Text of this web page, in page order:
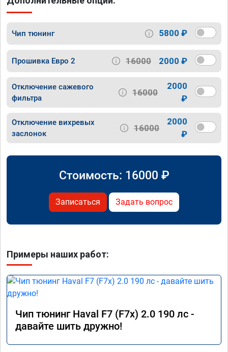
Чип тюнинг 5800 ₽
Прошивка Евро 2 16000 2000 ₽
Отключение сажевого
фильтра
16000
2000
₽
Отключение вихревых
заслонок
16000
2000
₽
Стоимость: 16000 ₽
Записаться Задать вопрос
Примеры наших работ:
Чип тюнинг Haval F7 (F7x) 2.0 190 лс -
давайте шить дружно!